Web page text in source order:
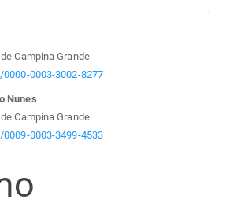
Campina Grande
0003-3002-8277
Nunes
Campina Grande
0003-3499-4533